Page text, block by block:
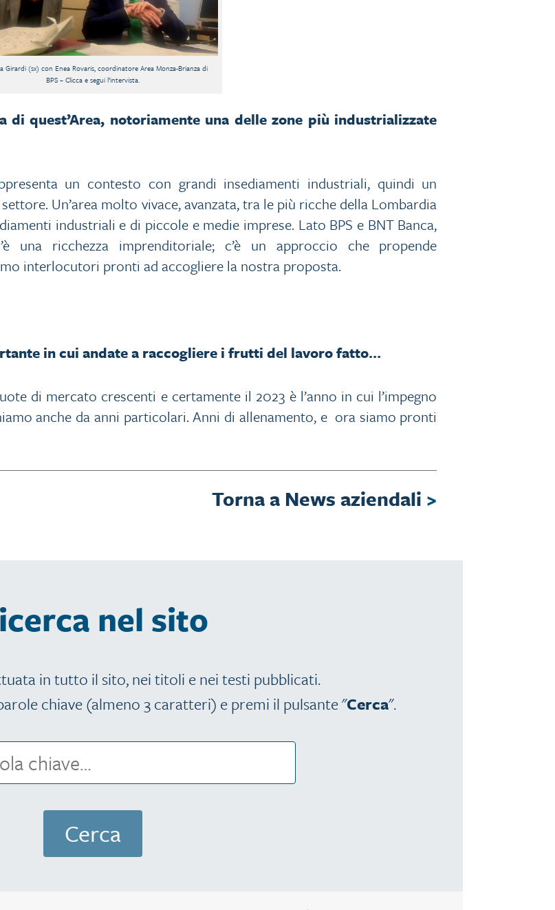
Girardi (sx) con Enea Rovaris, coordinatore Area Monza-Brianza di
BPS – Clicca e segui l’intervista.
di quest’Area, notoriamente una delle zone più industrializzate
un contesto con grandi insediamenti industriali, quindi un
Un’area molto vivace, avanzata, tra le più ricche della Lombardia
industriali e di piccole e medie imprese. Lato BPS e BNT Banca,
una ricchezza imprenditoriale; c’è un approccio che propende
interlocutori pronti ad accogliere la nostra proposta.
in cui andate a raccogliere i frutti del lavoro fatto…
di mercato crescenti e certamente il 2023 è l’anno in cui l’impegno
anche da anni particolari. Anni di allenamento, e ora siamo pronti
Torna a News aziendali >
nel sito
in tutto il sito, nei titoli e nei testi pubblicati.
chiave (almeno 3 caratteri) e premi il pulsante "Cerca".